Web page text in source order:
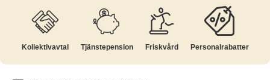
Kollektiv­avtal Tjänste­pension Friskvård Personalrabatter